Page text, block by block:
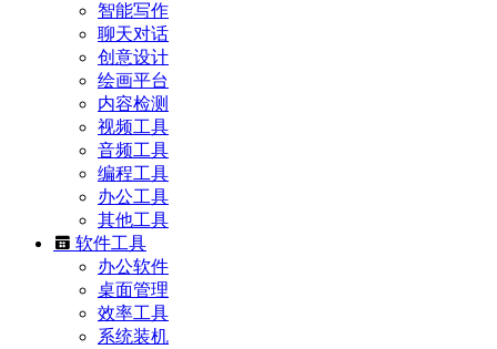
智能写作
聊天对话
创意设计
绘画平台
内容检测
视频工具
音频工具
编程工具
办公工具
其他工具
软件工具
办公软件
桌面管理
效率工具
系统装机